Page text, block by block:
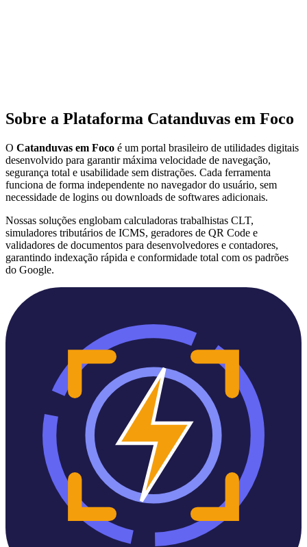
Sobre a Plataforma Catanduvas em Foco
O Catanduvas em Foco é um portal brasileiro de utilidades digitais
desenvolvido para garantir máxima velocidade de navegação,
segurança total e usabilidade sem distrações. Cada ferramenta
funciona de forma independente no navegador do usuário, sem
necessidade de logins ou downloads de softwares adicionais.
Nossas soluções englobam calculadoras trabalhistas CLT,
simuladores tributários de ICMS, geradores de QR Code e
validadores de documentos para desenvolvedores e contadores,
garantindo indexação rápida e conformidade total com os padrões
do Google.